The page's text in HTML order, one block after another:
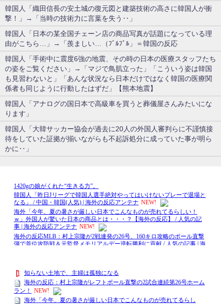
韓国人「織田信長の安土城の復元図と建築技術の高さに韓国人が衝
撃！」→「当時の技術力に言葉を失う‥」
韓国人「日本の某全国チェーン店の商品写真が話題になっている理
由がこちら…」→「羨ましい…（ﾌﾞﾙﾌﾞﾙ」＝韓国の反応
韓国人「手術中に震度6強の地震、その時の日本の医療スタッフたち
の姿をご覧ください」→「マジで鳥肌立った」「こういう姿は韓国
も見習わないと」「あんな状況なら日本だけではなく韓国の医療関
係者も同じように行動したはずだ」【熊本地震】
韓国人「アナログの国日本で高級車を買うと葬儀屋さんみたいにな
ります」
韓国人「大韓サッカー協会が過去に20人の外国人審判らに不謹慎接
待をしていた証拠が揃いながらも不起訴処分に成っていた事が明ら
かに‥」